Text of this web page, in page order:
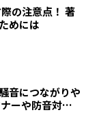
の注意点！ 著
めには
音につながりや
ーや防音対策